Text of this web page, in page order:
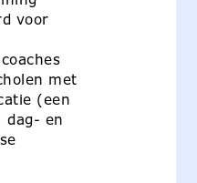
voor
met
(een
dag- en